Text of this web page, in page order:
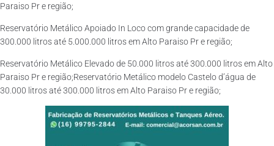
Paraiso Pr e região;
Reservatório Metálico Apoiado In Loco com grande capacidade de
300.000 litros até 5.000.000 litros em Alto Paraiso Pr e região;
Reservatório Metálico Elevado de 50.000 litros até 300.000 litros em Alto
Paraiso Pr e região;Reservatório Metálico modelo Castelo d’água de
30.000 litros até 300.000 litros em Alto Paraiso Pr e região;